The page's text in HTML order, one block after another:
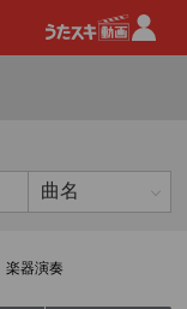
楽器演奏